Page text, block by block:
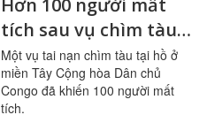
Hơn 100 người mất
tích sau vụ chìm tàu
tại Cộng hòa dân chủ
Congo
Một vụ tai nạn chìm tàu tại hồ ở
miền Tây Cộng hòa Dân chủ
Congo đã khiến 100 người mất
tích.